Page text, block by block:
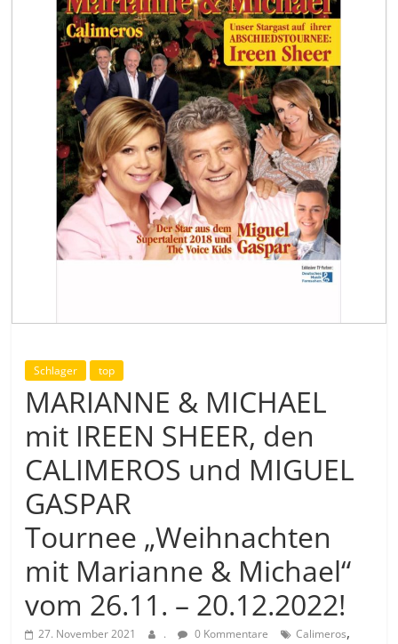
Schlager top
MARIANNE & MICHAEL
mit IREEN SHEER, den
CALIMEROS und MIGUEL
GASPAR
Tournee „Weihnachten
mit Marianne & Michael“
vom 26.11. – 20.12.2022!
27. November 2021 . 0 Kommentare Calimeros,